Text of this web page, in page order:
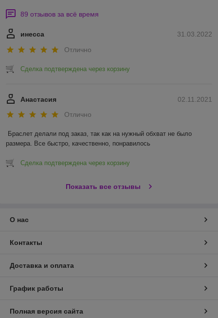
89 отзывов за всё время
31.03.2022
инесса
Отлично
Сделка подтверждена через корзину
02.11.2021
Анастасия
Отлично
Браслет делали под заказ, так как на нужный обхват не было
размера. Все быстро, качественно, понравилось
Сделка подтверждена через корзину
Показать все отзывы
О нас
Контакты
Доставка и оплата
График работы
Полная версия сайта